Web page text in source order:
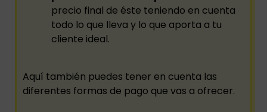
precio final de éste teniendo en cuenta
todo lo que lleva y lo que aporta a tu
cliente ideal.
Aquí también puedes tener en cuenta las
diferentes formas de pago que vas a ofrecer.